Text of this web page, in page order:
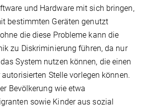
und Hardware mit sich bringen,
bestimmten Geräten genutzt
die diese Probleme kann die
zu Diskriminierung führen, da nur
System nutzen können, die einen
Stelle vorlegen können.
Bevölkerung wie etwa
sowie Kinder aus sozial